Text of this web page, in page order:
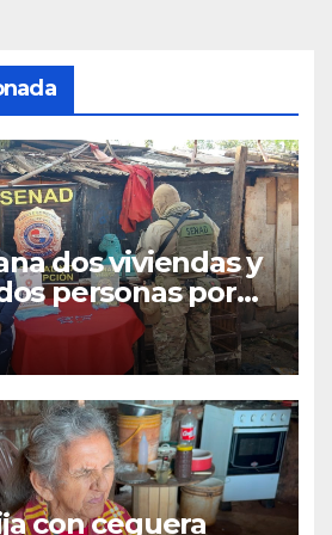
dos viviendas y
personas por
en
con ceguera